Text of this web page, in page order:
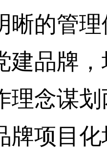
晰的管
品牌，
理念谋
牌项目